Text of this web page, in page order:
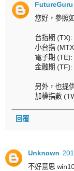
FutureGuru
您好，參照
台指期
小台指
電子期
金融期
另外，也提
加權指數
回覆
Unknown
不好意思